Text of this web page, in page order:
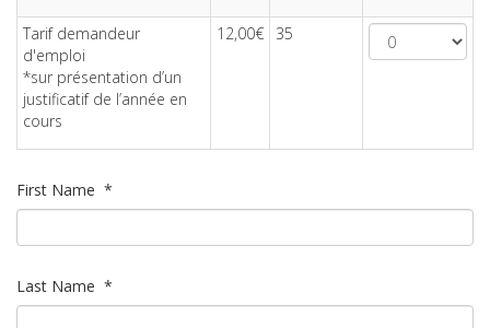
Tarif demandeur
d'emploi
*sur présentation d’un
justificatif de l’année en
cours
12,00€ 35
First Name *
Last Name *